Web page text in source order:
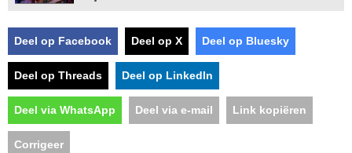
Deel op Facebook Deel op X Deel op Bluesky
Deel op Threads Deel op LinkedIn
Deel via WhatsApp Deel via e-mail Link kopiëren
Corrigeer